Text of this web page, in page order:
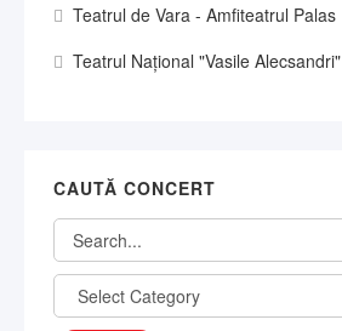
Teatrul de Vara - Amfiteatrul Palas
Teatrul Național "Vasile Alecsandri"
CAUTĂ CONCERT